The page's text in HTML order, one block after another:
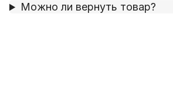
Можно ли вернуть товар?